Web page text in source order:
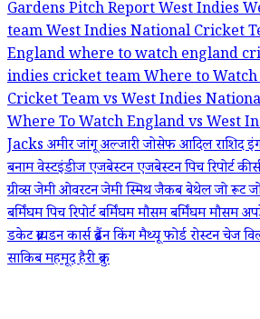
Gardens Pitch ReportWest Indies
teamWest Indies National Cricket
Englandwhere to watch england
indies cricket teamWhere to
Cricket Team vs West Indies
Where To Watch England vs West
Jacksअमीर जांगूअल्जारी जोसेफआदिल राशिद
बनाम वेस्टइंडीजएजबेस्टनएजबेस्टन पिच रिपोर्ट
ग्रीव्सजेमी ओवरटनजेमी स्मिथजैकब बेथेलजो रूट
बर्मिंघम पिच रिपोर्टबर्मिंघम मौसमबर्मिंघम मौसम
डकेटब्रायडन कार्सब्रैंडन किंगमैथ्यू फोर्डरोस्टन चेज
साकिब महमूदहैरी ब्रुक